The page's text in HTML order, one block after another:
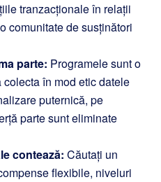
tranzacționale în relații
comunitate de susținători
parte: Programele sunt o
în mod etic datele
puternică, pe
parte sunt eliminate
contează: Căutați un
flexibile, niveluri